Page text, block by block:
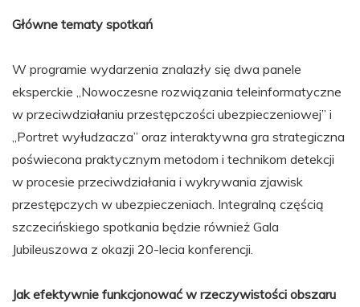
Główne tematy spotkań
W programie wydarzenia znalazły się dwa panele
eksperckie „Nowoczesne rozwiązania teleinformatyczne
w przeciwdziałaniu przestępczości ubezpieczeniowej” i
„Portret wyłudzacza” oraz interaktywna gra strategiczna
poświecona praktycznym metodom i technikom detekcji
w procesie przeciwdziałania i wykrywania zjawisk
przestępczych w ubezpieczeniach. Integralną częścią
szczecińskiego spotkania będzie również Gala
Jubileuszowa z okazji 20-lecia konferencji.
Jak efektywnie funkcjonować w rzeczywistości obszaru